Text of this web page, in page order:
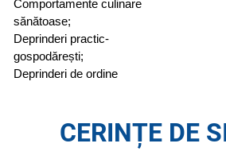
Comportamente culinare
sănătoase;
Deprinderi practic-
gospodărești;
Deprinderi de ordine
CERINȚE DE